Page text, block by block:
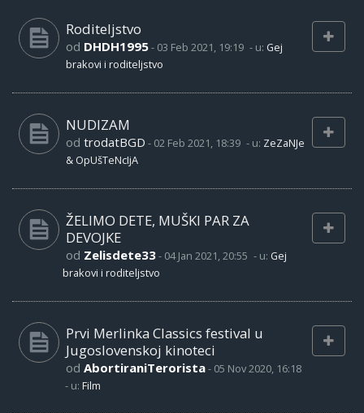
Roditeljstvo
od DHDH1995- 03 Feb 2021, 19:19 - u: Gej
brakovi i roditeljstvo
NUDIZAM
od trodatBGD - 02 Feb 2021, 18:39 - u: ZeZaNJe
& OpUšTeNcIjA
ŽELIMO DETE, MUŠKI PAR ZA
DEVOJKE
od Zelisdete33- 04 Jan 2021, 20:55 - u: Gej
brakovi i roditeljstvo
Prvi Merlinka Classics festival u
Jugoslovenskoj kinoteci
od AbortiraniTerorista- 05 Nov 2020, 16:18
- u: Film